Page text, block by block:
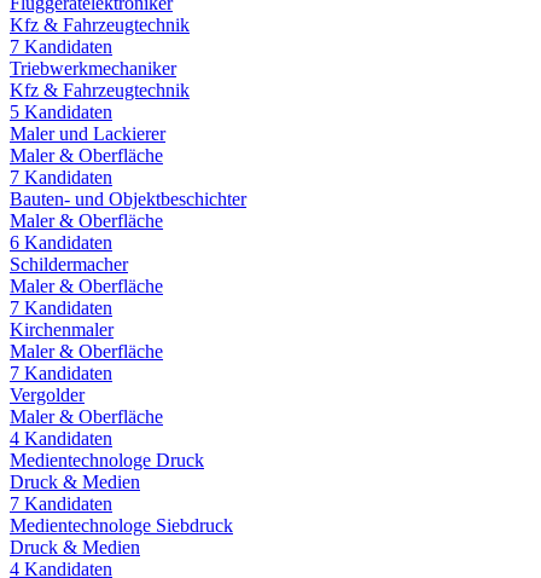
Kfz & Fahrzeugtechnik
7 Kandidaten
Triebwerkmechaniker
Kfz & Fahrzeugtechnik
5 Kandidaten
Maler und Lackierer
Maler & Oberfläche
7 Kandidaten
Bauten- und Objektbeschichter
Maler & Oberfläche
6 Kandidaten
Schildermacher
Maler & Oberfläche
7 Kandidaten
Kirchenmaler
Maler & Oberfläche
7 Kandidaten
Vergolder
Maler & Oberfläche
4 Kandidaten
Medientechnologe Druck
Druck & Medien
7 Kandidaten
Medientechnologe Siebdruck
Druck & Medien
4 Kandidaten